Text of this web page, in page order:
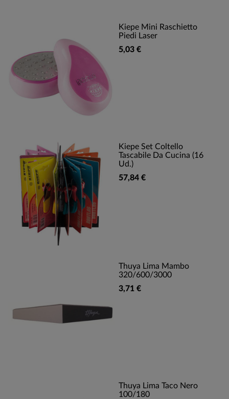
Kiepe Mini Raschietto
Piedi Laser
5,03 €
Kiepe Set Coltello
Tascabile Da Cucina (16
Ud.)
57,84 €
Thuya Lima Mambo
320/600/3000
3,71 €
Thuya Lima Taco Nero
100/180